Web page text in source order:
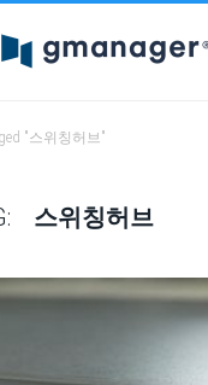
"스위칭허브"
스위칭허브